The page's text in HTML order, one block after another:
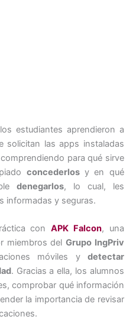
estudiantes aprendieron a
solicitan las apps instaladas
para qué sirve
concederlos y en qué
denegarlos, lo cual, les
informadas y seguras.
conAPK Falcon, una
miembros delGrupo IngPriv
móviles y detectar
. Gracias a ella, los alumnos
comprobar qué información
la importancia de revisar